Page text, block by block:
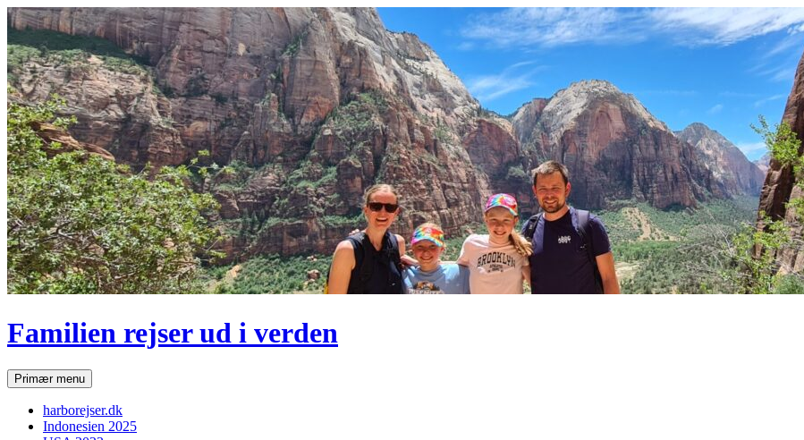
Hop
til
indhold
Familien rejser ud i verden
SøgPrimær menu
harborejser.dk
Indonesien 2025